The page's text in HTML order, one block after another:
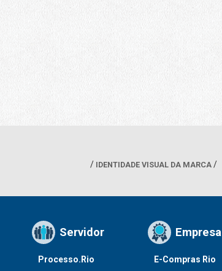
IDENTIDADE VISUAL DA MARCA
Servidor
Processo.Rio
Empresa
E-Compras Rio